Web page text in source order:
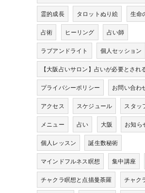
霊的成長 タロットぬり絵 生命
占術 ヒーリング 占い師
ラブアンドライト 個人セッション
【大阪占いサロン】占いが必要とされ
プライバシーポリシー お問い合わ
アクセス スケジュール スタッ
メニュー 占い 大阪 お知ら
個人レッスン 誕生数秘術
マインドフルネス瞑想 集中講座
チャクラ瞑想と点描曼荼羅 チャク